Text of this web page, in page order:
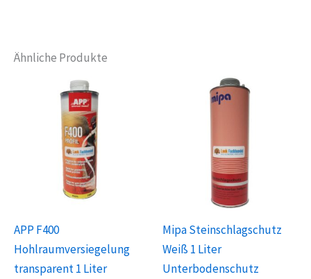
Ähnliche Produkte
APP F400
Hohlraumversiegelung
transparent 1 Liter
Mipa Steinschlagschutz
Weiß 1 Liter
Unterbodenschutz